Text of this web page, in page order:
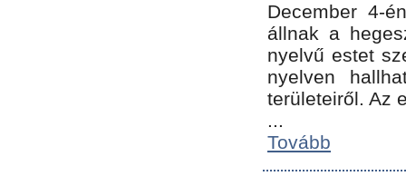
December 4-
állnak a
nyelvű estet
nyelven
területeiről. Az
...
Tovább